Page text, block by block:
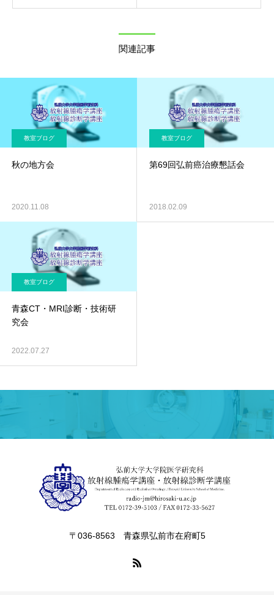
関連記事
教室ブログ
秋の地方会
2020.11.08
教室ブログ
第69回弘前癌治療懇話会
2018.02.09
教室ブログ
青森CT・MRI診断・技術研
究会
2022.07.27
〒036-8563 青森県弘前市在府町5